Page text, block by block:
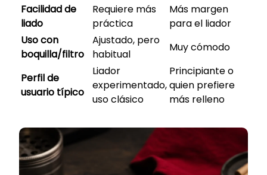
Facilidad de
liado
Requiere más
práctica
Más margen
para el liador
Uso con
boquilla/filtro
Ajustado, pero
habitual
Muy cómodo
Perfil de
usuario típico
Liador
experimentado,
uso clásico
Principiante o
quien prefiere
más relleno